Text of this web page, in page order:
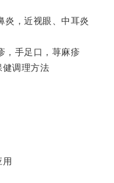
炎，近视眼、中耳炎
，手足口，荨麻疹
调理方法
用